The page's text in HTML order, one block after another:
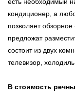
кондиционер, а
позволяет
предложат
состоит из двух
телевизор,
В стоимость